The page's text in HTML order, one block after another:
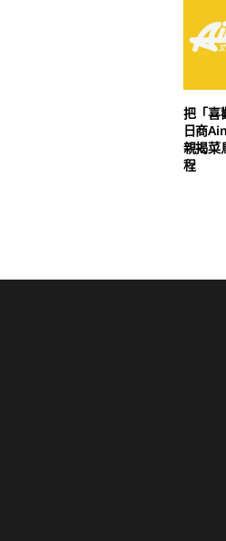
把「喜
日商
親揭菜
程